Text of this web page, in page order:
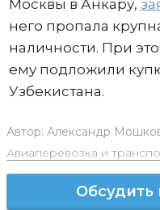
Москвы в Анкару,
него пропала
наличности. При
ему подложили
Узбекистана.
Автор: Александр
Авиаперевозка и
Обсудить